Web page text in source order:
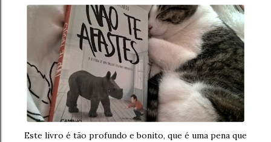
Este livro é tão profundo e bonito, que é uma pena que